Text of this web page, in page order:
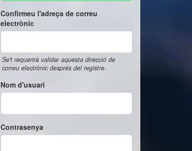
Confirmeu l'adreça de correu
electrònic
Se't requerirà validar aquesta direcció de
correu electrònic després del registre.
Nom d'usuari
Contrasenya